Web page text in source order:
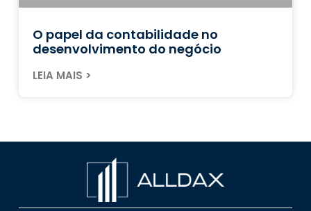
O papel da contabilidade no
desenvolvimento do negócio
LEIA MAIS >